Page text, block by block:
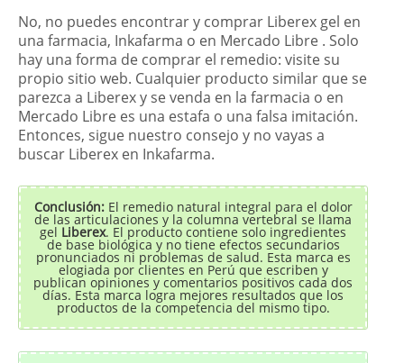
No, no puedes encontrar y comprar Liberex gel en
una farmacia, Inkafarma o en Mercado Libre . Solo
hay una forma de comprar el remedio: visite su
propio sitio web. Cualquier producto similar que se
parezca a Liberex y se venda en la farmacia o en
Mercado Libre es una estafa o una falsa imitación.
Entonces, sigue nuestro consejo y no vayas a
buscar Liberex en Inkafarma.
Conclusión:El remedio natural integral para el dolor
de las articulaciones y la columna vertebral se llama
gel Liberex. El producto contiene solo ingredientes
de base biológica y no tiene efectos secundarios
pronunciados ni problemas de salud. Esta marca es
elogiada por clientes en Perú que escriben y
publican opiniones y comentarios positivos cada dos
días. Esta marca logra mejores resultados que los
productos de la competencia del mismo tipo.